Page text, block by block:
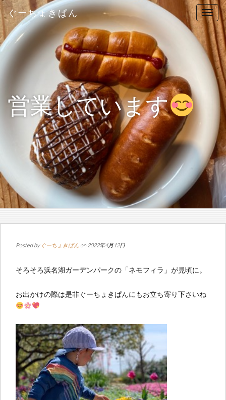
T
o
g
l
t
i
o
n
ぐーちょきぱん
営業しています
Posted by ぐーちょきぱん on 2022年4月12日
そろそろ浜名湖ガーデンパークの「ネモフィラ」が見頃に。
お出かけの際は是非ぐーちょきぱんにもお立ち寄り下さいね